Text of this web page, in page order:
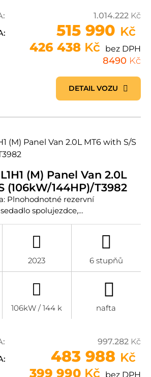
1.014.222 Kč
515 990 Kč
426 438 Kč bez DPH
8490 Kč
DETAIL VOZU
(M) Panel Van 2.0L
(106kW/144HP)/T3982
Plnohodnotné rezervní
spolujezdce,…
2023 6 stupňů
106kW / 144 k nafta
997.282 Kč
483 988 Kč
399 990 Kč bez DPH